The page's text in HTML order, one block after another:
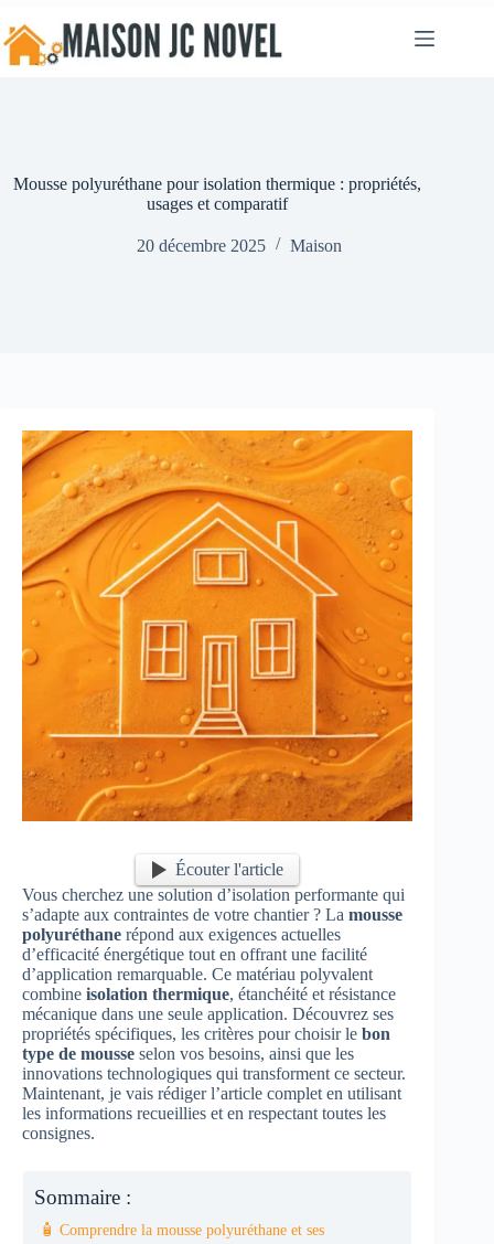
au
contenu
Mousse polyuréthane pour isolation thermique : propriétés,
usages et comparatif
20 décembre 2025 Maison
Écouter l'article
Vous cherchez une solution d’isolation performante qui
s’adapte aux contraintes de votre chantier ? La mousse
polyuréthane répond aux exigences actuelles
d’efficacité énergétique tout en offrant une facilité
d’application remarquable. Ce matériau polyvalent
combine isolation thermique, étanchéité et résistance
mécanique dans une seule application. Découvrez ses
propriétés spécifiques, les critères pour choisir le bon
type de mousse selon vos besoins, ainsi que les
innovations technologiques qui transforment ce secteur.
Maintenant, je vais rédiger l’article complet en utilisant
les informations recueillies et en respectant toutes les
consignes.
Sommaire :
🧴 Comprendre la mousse polyuréthane et ses